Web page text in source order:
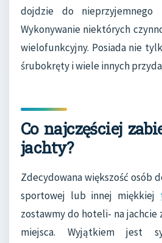
dojdzie do nieprzyjemnego
Wykonywanie niektórych
wielofunkcyjny. Posiada nie
śrubokręty i wiele innych
Co najczęściej
jachty?
Zdecydowana większość osób
sportowej lub innej miękkiej
zostawmy do hoteli- na jachcie
miejsca. Wyjątkiem jest